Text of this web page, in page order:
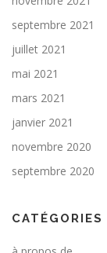
septembre 2021
juillet 2021
mai 2021
mars 2021
janvier 2021
novembre 2020
septembre 2020
CATÉGORIES